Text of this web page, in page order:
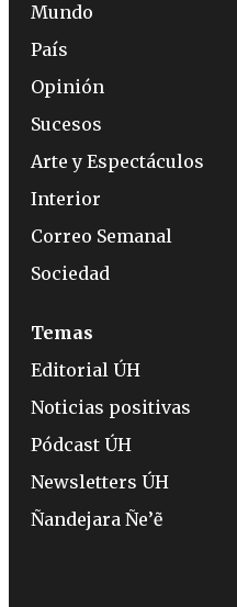
Mundo
País
Opinión
Sucesos
Arte y Espectáculos
Interior
Correo Semanal
Sociedad
Temas
Editorial ÚH
Noticias positivas
Pódcast ÚH
Newsletters ÚH
Ñandejara Ñe’ẽ